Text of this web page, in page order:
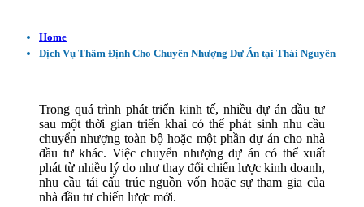
Home
Dịch Vụ Thẩm Định Cho Chuyển Nhượng Dự Án tại Thái Nguyên
Trong quá trình phát triển kinh tế, nhiều dự án đầu tư
sau một thời gian triển khai có thể phát sinh nhu cầu
chuyển nhượng toàn bộ hoặc một phần dự án cho nhà
đầu tư khác. Việc chuyển nhượng dự án có thể xuất
phát từ nhiều lý do như thay đổi chiến lược kinh doanh,
nhu cầu tái cấu trúc nguồn vốn hoặc sự tham gia của
nhà đầu tư chiến lược mới.